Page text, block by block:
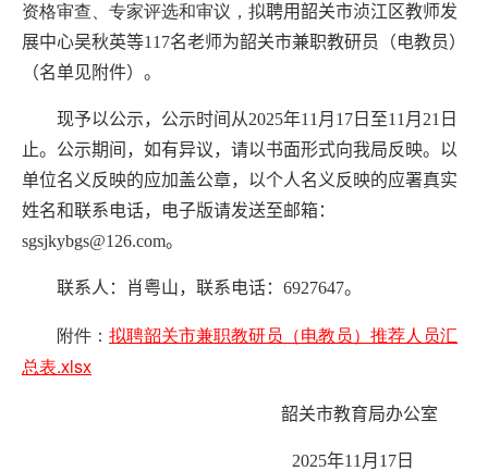
资格审查、专家评选和审议，拟聘用韶关市浈江区教师发
展中心吴秋英等117名老师为韶关市兼职教研员（电教员）
（名单见附件）。
现予以公示，公示时间从2025年11 月 17 日至11 月 21 日
止。公示期间，如有异议，请以书面形式向我局反映。以
单位名义反映的应加盖公章，以个人名义反映的应署真实
姓名和联系电话，电子版请发送至邮箱：
sgsjkybgs@126.com。
联系人：肖粤山，联系电话： 6927647。
附件： 拟聘韶关市兼职教研员（电教员）推荐人员汇
总表.xlsx
韶关市教育局办公室
2025年11 月 17 日